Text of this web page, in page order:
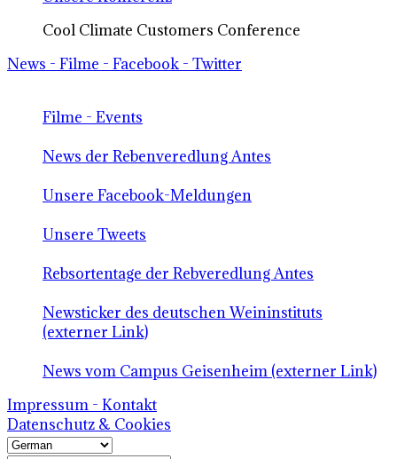
Cool Climate Customers Conference
News - Filme - Facebook - Twitter
Filme - Events
News der Rebenveredlung Antes
Unsere Facebook-Meldungen
Unsere Tweets
Rebsortentage der Rebveredlung Antes
Newsticker des deutschen Weininstituts
(externer Link)
News vom Campus Geisenheim (externer Link)
Impressum - Kontakt
Datenschutz & Cookies